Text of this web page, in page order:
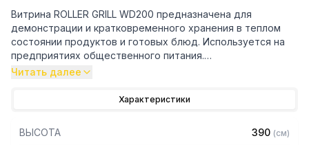
Витрина ROLLER GRILL WD200 предназначена для
демонстрации и кратковременного хранения в теплом
состоянии продуктов и готовых блюд. Используется на
предприятиях общественного питания.
обзор товара
Читать далее
Характеристики
ВЫСОТА 390 (см)